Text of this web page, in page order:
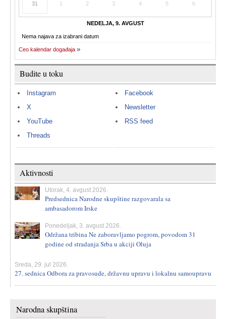
31 1 2 3 4 5 6
NEDELJA, 9. AVGUST
Nema najava za izabrani datum
Ceo kalendar događaja
Budite u toku
Instagram
X
YouTube
Threads
Facebook
Newsletter
RSS feed
Aktivnosti
Utorak, 4. avgust 2026.
Predsednica Narodne skupštine razgovarala sa
ambasadorom Irske
Ponedeljak, 3. avgust 2026.
Održana tribina Ne zaboravljamo pogrom, povodom 31
godine od stradanja Srba u akciji Oluja
Sreda, 29. jul 2026.
27. sednica Odbora za pravosuđe, državnu upravu i lokalnu samoupravu
Narodna skupština